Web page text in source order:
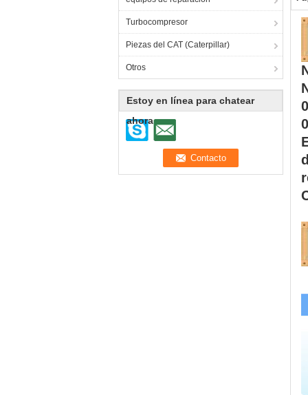
Turbocompresor
Piezas del CAT (Caterpillar)
Otros
Estoy en línea para chatear
ahora